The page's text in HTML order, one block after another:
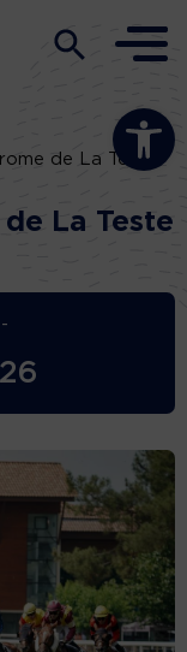
Ouvrir la
de La Teste
La Teste